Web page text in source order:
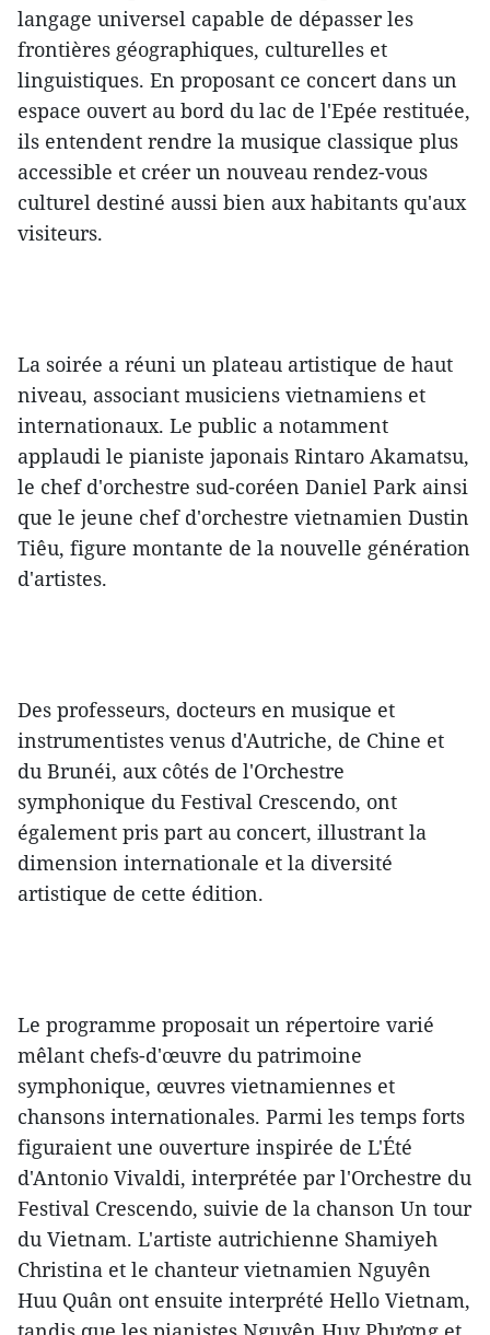
langage universel capable de dépasser les
frontières géographiques, culturelles et
linguistiques. En proposant ce concert dans un
espace ouvert au bord du lac de l'Epée restituée,
ils entendent rendre la musique classique plus
accessible et créer un nouveau rendez-vous
culturel destiné aussi bien aux habitants qu'aux
visiteurs.
La soirée a réuni un plateau artistique de haut
niveau, associant musiciens vietnamiens et
internationaux. Le public a notamment
applaudi le pianiste japonais Rintaro Akamatsu,
le chef d'orchestre sud-coréen Daniel Park ainsi
que le jeune chef d'orchestre vietnamien Dustin
Tiêu, figure montante de la nouvelle génération
d'artistes.
Des professeurs, docteurs en musique et
instrumentistes venus d'Autriche, de Chine et
du Brunéi, aux côtés de l'Orchestre
symphonique du Festival Crescendo, ont
également pris part au concert, illustrant la
dimension internationale et la diversité
artistique de cette édition.
Le programme proposait un répertoire varié
mêlant chefs-d'œuvre du patrimoine
symphonique, œuvres vietnamiennes et
chansons internationales. Parmi les temps forts
figuraient une ouverture inspirée de L'Été
d'Antonio Vivaldi, interprétée par l'Orchestre du
Festival Crescendo, suivie de la chanson Un tour
du Vietnam. L'artiste autrichienne Shamiyeh
Christina et le chanteur vietnamien Nguyên
Huu Quân ont ensuite interprété Hello Vietnam,